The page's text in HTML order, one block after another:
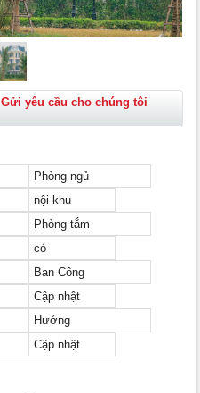
Gửi yêu cầu cho chúng tôi
Phòng ngủ
nội khu
Phòng tắm
có
Ban Công
Cập nhật
Hướng
Cập nhật